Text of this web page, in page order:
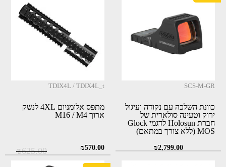
SCS-M-GR
כוונת השלכה עם נקודה ועיגול
ירוק וטעינה סולארית של
חברת Holosun לדגמי Glock
MOS (ללא צורך במתאם)
₪2,799.00
TDIX4L / TDIX4L_t
מתפס אלומניום 4XL לנשק
ארוך M16 / M4
₪625.00המחיר
₪570.00
המחיר